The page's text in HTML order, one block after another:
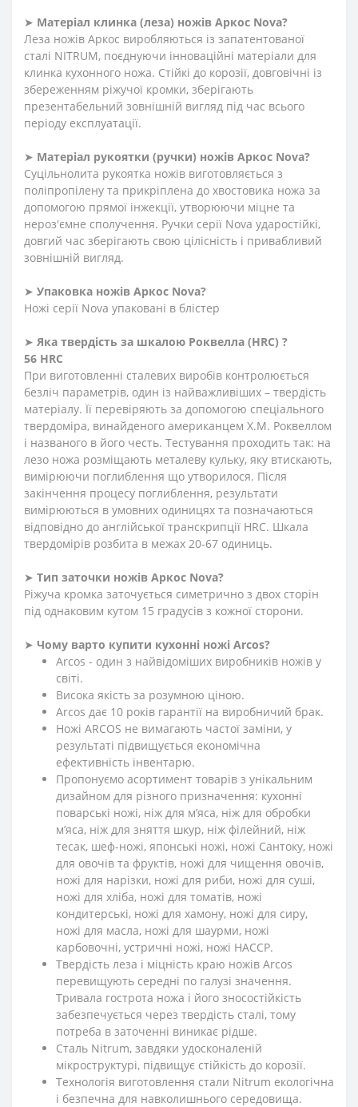
➤ Матеріал клинка (леза) ножів Аркос Nova?
Леза ножів Аркос виробляються із запатентованої
сталі NITRUM, поєднуючи інноваційні матеріали для
клинка кухонного ножа. Стійкі до корозії, довговічні із
збереженням ріжучої кромки, зберігають
презентабельний зовнішній вигляд під час всього
періоду експлуатації.
➤ Матеріал рукоятки (ручки) ножів Аркос Nova?
Суцільнолита рукоятка ножів виготовляється з
поліпропілену та прикріплена до хвостовика ножа за
допомогою прямої інжекції, утворюючи міцне та
нероз'ємне сполучення. Ручки серії Nova ударостійкі,
довгий час зберігають свою цілісність і привабливий
зовнішній вигляд.
➤ Упаковка ножів Аркос Nova?
Ножі серії Nova упаковані в блістер
➤ Яка твердість за шкалою Роквелла (HRC) ?
56 HRC
При виготовленні сталевих виробів контролюється
безліч параметрів, один із найважливіших – твердість
матеріалу. Її перевіряють за допомогою спеціального
твердоміра, винайденого американцем Х.М. Роквеллом
і названого в його честь. Тестування проходить так: на
лезо ножа розміщають металеву кульку, яку втискають,
вимірюючи поглиблення що утворилося. Після
закінчення процесу поглиблення, результати
вимірюються в умовних одиницях та позначаються
відповідно до англійської транскрипції HRC. Шкала
твердомірів розбита в межах 20-67 одиниць.
➤ Тип заточки ножів Аркос Nova?
Ріжуча кромка заточується симетрично з двох сторін
під однаковим кутом 15 градусів з кожної сторони.
➤ Чому варто купити кухонні ножі Arcos?
Arcos - один з найвідоміших виробників ножів у
світі.
Висока якість за розумною ціною.
Arcos дає 10 років гарантії на виробничий брак.
Ножі ARCOS не вимагають частої заміни, у
результаті підвищується економічна
ефективність інвентарю.
Пропонуємо асортимент товарів з унікальним
дизайном для різного призначення: кухонні
поварські ножі, ніж для м’яса, ніж для обробки
м’яса, ніж для зняття шкур, ніж філейний, ніж
тесак, шеф-ножі, японські ножі, ножі Сантоку, ножі
для овочів та фруктів, ножі для чищення овочів,
ножі для нарізки, ножі для риби, ножі для суші,
ножі для хліба, ножі для томатів, ножі
кондитерські, ножі для хамону, ножі для сиру,
ножі для масла, ножі для шаурми, ножі
карбовочні, устричні ножі, ножі HACCP.
Твердість леза і міцність краю ножів Arcos
перевищують середні по галузі значення.
Тривала гострота ножа і його зносостійкість
забезпечується через твердість сталі, тому
потреба в заточенні виникає рідше.
Сталь Nitrum, завдяки удосконаленій
мікроструктурі, підвищує стійкість до корозії.
Технологія виготовлення стали Nitrum екологічна
і безпечна для навколишнього середовища.